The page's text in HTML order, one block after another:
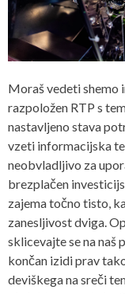
Moraš vedeti shemo
razpoložen RTP s
nastavljeno stava
vzeti informacijska
neobvladljivo za
brezplačen
zajema točno tisto,
zanesljivost dviga.
sklicevajte se na naš
končan izidi prav
deviškega na sreči